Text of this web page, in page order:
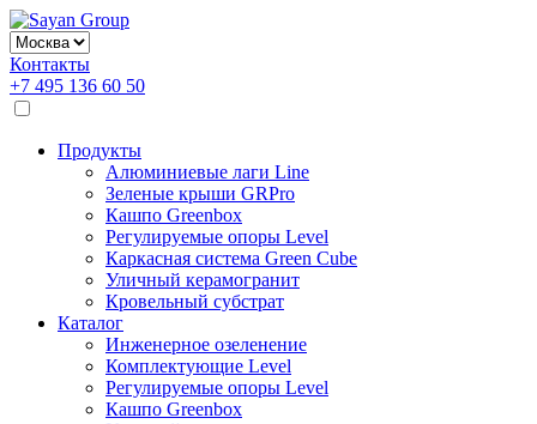
Контакты
+7 495 136 60 50
Продукты
Алюминиевые лаги Line
Зеленые крыши GRPro
Кашпо Greenbox
Регулируемые опоры Level
Каркасная система Green Cube
Уличный керамогранит
Кровельный субстрат
Каталог
Инженерное озеленение
Комплектующие Level
Регулируемые опоры Level
Кашпо Greenbox